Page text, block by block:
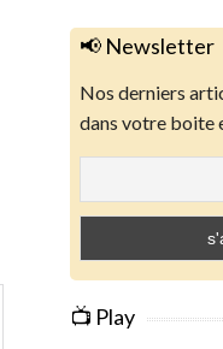
📢 Newsletter
Nos derniers
dans votre boite
📺 Play